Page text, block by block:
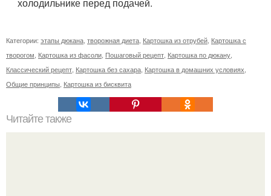
Категории: этапы дюкана творожная диета Картошка из отрубей Картошка с
творогом Картошка из фасоли Пошаговый рецепт Картошка по дюкану
Классический рецепт Картошка без сахара Картошка в домашних условиях
Общие принципы Картошка из бисквита
Читайте также